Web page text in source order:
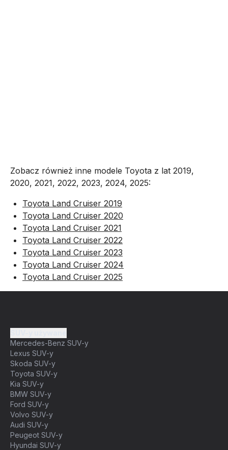
Zobacz również inne modele Toyota z lat 2019,
2020, 2021, 2022, 2023, 2024, 2025:
Toyota Land Cruiser 2019
Toyota Land Cruiser 2020
Toyota Land Cruiser 2021
Toyota Land Cruiser 2022
Toyota Land Cruiser 2023
Toyota Land Cruiser 2024
Toyota Land Cruiser 2025
Mercedes-Benz SUV-y
Lexus SUV-y
Skoda SUV-y
Toyota SUV-y
Kia SUV-y
BMW SUV-y
Ford SUV-y
Volvo SUV-y
Audi SUV-y
Peugeot SUV-y
Hyundai SUV-y